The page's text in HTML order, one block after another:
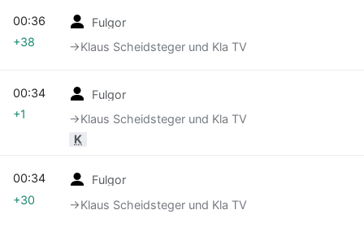
Fulgor
→‎Klaus Scheidsteger und Kla TV
00:36
+38
Fulgor
→‎Klaus Scheidsteger und Kla TV
K
00:34
+1
Fulgor
→‎Klaus Scheidsteger und Kla TV
00:34
+30